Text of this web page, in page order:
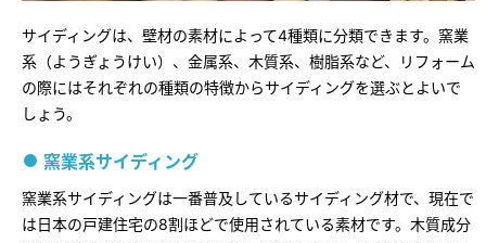
サイディングは、壁材の素材によって4種類に分類できます。窯業
系（ようぎょうけい）、金属系、木質系、樹脂系など、リフォーム
の際にはそれぞれの種類の特徴からサイディングを選ぶとよいで
しょう。
窯業系サイディング
窯業系サイディングは一番普及しているサイディング材で、現在で
は日本の戸建住宅の8割ほどで使用されている素材です。木質成分